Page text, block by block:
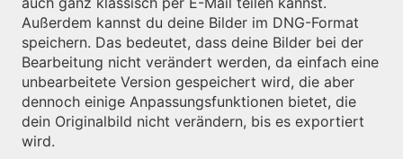
Außerdem kannst du deine Bilder im DNG-Format
speichern. Das bedeutet, dass deine Bilder bei der
Bearbeitung nicht verändert werden, da einfach eine
unbearbeitete Version gespeichert wird, die aber
dennoch einige Anpassungsfunktionen bietet, die
dein Originalbild nicht verändern, bis es exportiert
wird.